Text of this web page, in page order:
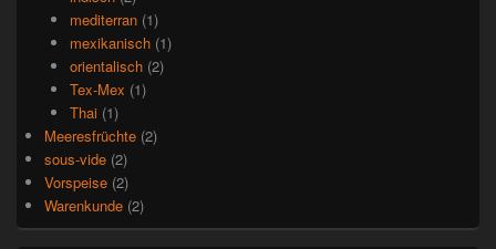
mediterran(1)
mexikanisch(1)
orientalisch(2)
Tex-Mex (1)
Thai(1)
Meeresfrüchte (2)
sous-vide (2)
Vorspeise (2)
Warenkunde (2)